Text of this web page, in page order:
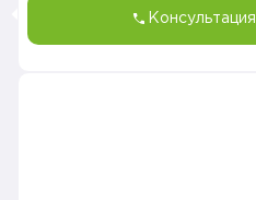
Консультация